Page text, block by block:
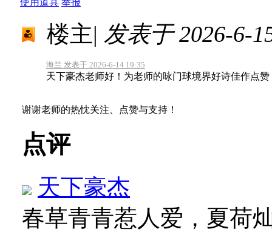
楼主| 发表于 2026-6-
海兰 发表于 2026-6-14 19:35
天下豪杰老师好！为老师的咏门球境界好诗佳作点赞
谢谢老师的热忱关注、点赞与支持！
点评
天下豪杰
春草青青惹人爱，夏荷